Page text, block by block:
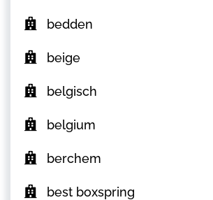
bedden
beige
belgisch
belgium
berchem
best boxspring